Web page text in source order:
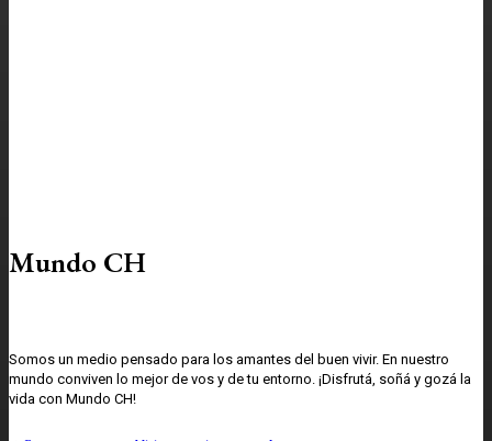
Mundo CH
Somos un medio pensado para los amantes del buen vivir. En nuestro
mundo conviven lo mejor de vos y de tu entorno. ¡Disfrutá, soñá y gozá la
vida con Mundo CH!